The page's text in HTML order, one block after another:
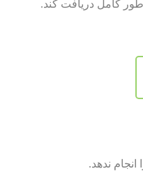
طور کامل دریافت کند.
ندهد.